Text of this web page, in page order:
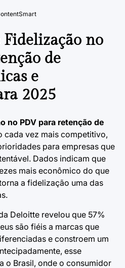
Fidelização no
de
e
2025
no PDV para retenção de
cada vez mais competitivo,
para empresas que
Dados indicam que
mais econômico do que
a fidelização uma das
Deloitte revelou que 57%
são fiéis a marcas que
e constroem um
esse
o Brasil, onde o consumidor